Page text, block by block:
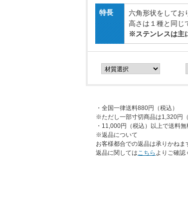
特長
六角形状をしてお
高さは１種と同じ
※ステンレスは主
・全国一律送料880円（税込）
※ただし一部寸切商品は1,320円（
・11,000円（税込）以上で送料無
※返品について
お客様都合での返品は承りかねま
返品に関してはこちら よりご確認